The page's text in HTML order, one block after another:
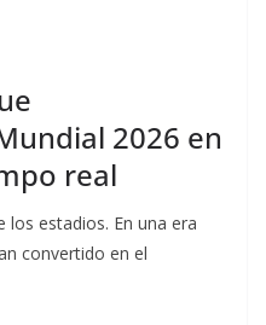
2026 en
real
los estadios. En una era
convertido en el